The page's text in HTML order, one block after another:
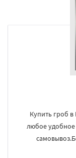
Купить гроб
любое удобное